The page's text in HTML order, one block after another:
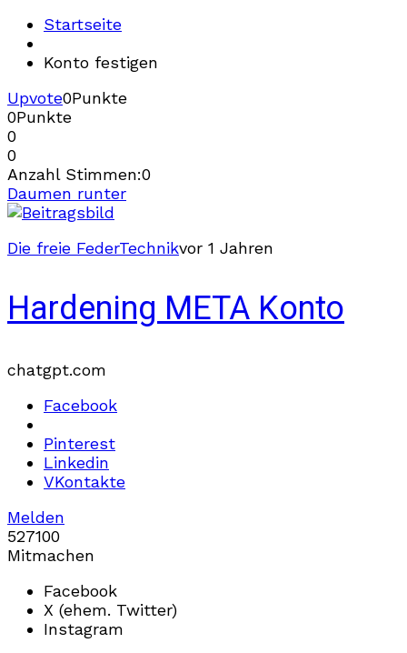
Startseite
Konto festigen
Upvote0Punkte
0Punkte
0
0
Anzahl Stimmen:0
Daumen runter
Die freie FederTechnikvor 1 Jahren
Hardening META Konto
chatgpt.com
Facebook
Pinterest
Linkedin
VKontakte
Melden
527100
Mitmachen
Facebook
X (ehem. Twitter)
Instagram